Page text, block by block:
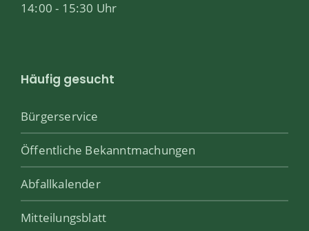
14:00 - 15:30 Uhr
Häufig gesucht
Bürgerservice
Öffentliche Bekanntmachungen
Abfallkalender
Mitteilungsblatt